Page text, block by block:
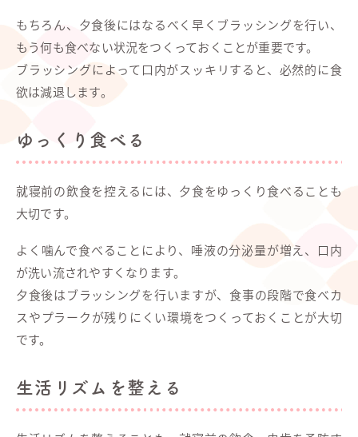
もちろん、夕食後にはなるべく早くブラッシングを行い、
もう何も食べない状況をつくっておくことが重要です。
ブラッシングによって口内がスッキリすると、必然的に食
欲は減退します。
ゆっくり食べる
就寝前の飲食を控えるには、夕食をゆっくり食べることも
大切です。
よく噛んで食べることにより、唾液の分泌量が増え、口内
が洗い流されやすくなります。
夕食後はブラッシングを行いますが、食事の段階で食べカ
スやプラークが残りにくい環境をつくっておくことが大切
です。
生活リズムを整える